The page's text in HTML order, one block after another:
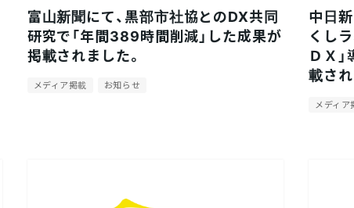
富山新聞にて、黒部市社協とのDX共同
研究で「年間389時間削減」した成果が
掲載されました。
メディア掲載 お知らせ
中日
くし
ＤＸ
載され
メディア